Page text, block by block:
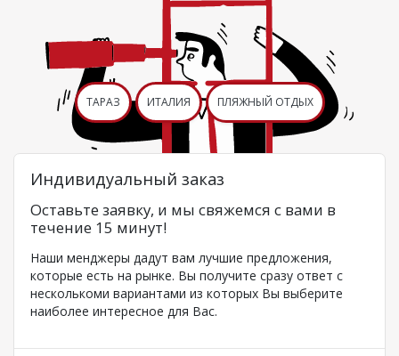
Индивидуальный заказ
Оставьте заявку, и мы свяжемся с вами в
течение 15 минут!
Наши менджеры дадут вам лучшие предложения,
которые есть на рынке. Вы получите сразу ответ с
несколькоми вариантами из которых Вы выберите
наиболее интересное для Вас.
ТАРАЗ ИТАЛИЯ ПЛЯЖНЫЙ ОТДЫХ